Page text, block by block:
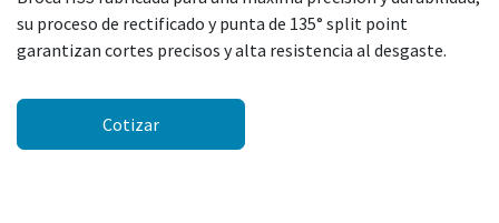
su proceso de rectificado y punta de 135° split point
garantizan cortes precisos y alta resistencia al desgaste.
Cotizar